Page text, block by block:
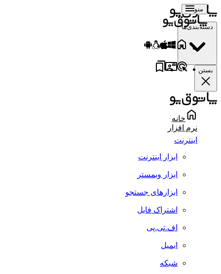
منو
دسته‌بندی‌ها
بستن
خانه
نرم افزار
اینترنت
ابزار اینترنت
ابزار وبمستر
ابزارهای جستجو
اشتراک فایل
اف.تی.پی
ایمیل
شبکه